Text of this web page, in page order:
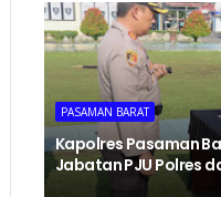
PASAMAN BARAT
Kapolres Pasaman
Jabatan PJU Polres